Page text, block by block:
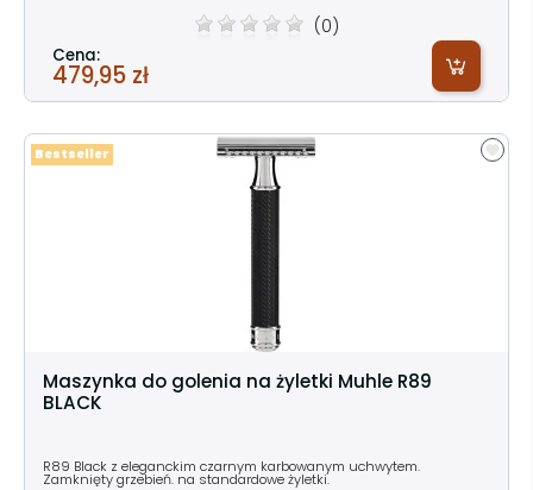
(0)
Cena:
479,95 zł
Maszynka do golenia na żyletki Muhle R89
BLACK
R89 Black z eleganckim czarnym karbowanym uchwytem.
Zamknięty grzebień. na standardowe żyletki.
Bestseller